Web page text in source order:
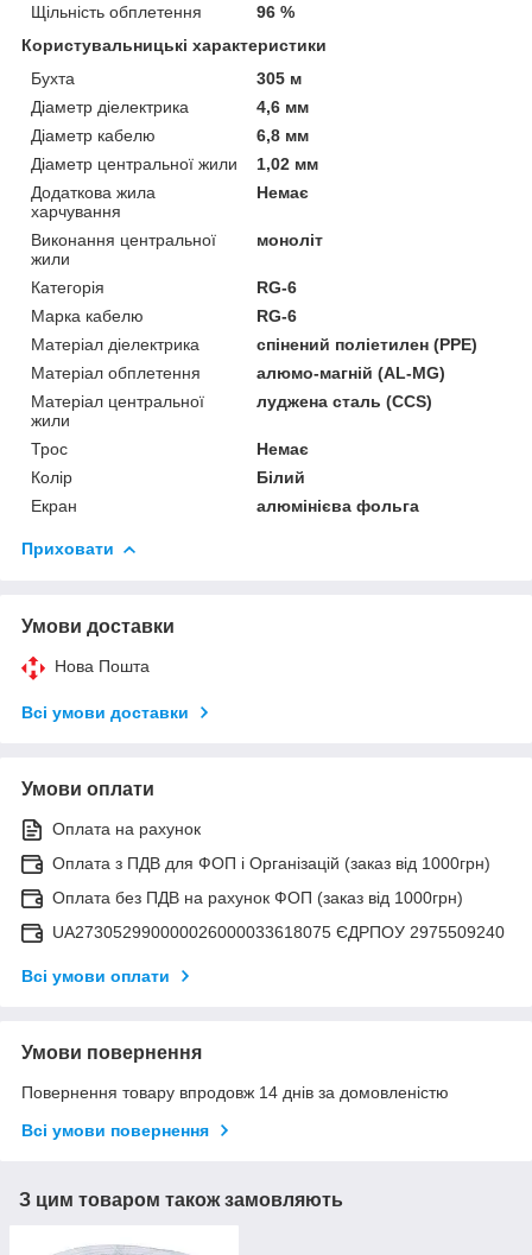
Щільність обплетення
96 %
Користувальницькі характеристики
Бухта
305 м
Діаметр діелектрика
4,6 мм
Діаметр кабелю
6,8 мм
Діаметр центральної жили
1,02 мм
Додаткова жила
харчування
Немає
Виконання центральної
жили
моноліт
Категорія
RG-6
Марка кабелю
RG-6
Матеріал діелектрика
спінений поліетилен (РРЕ)
Матеріал обплетення
алюмо-магній (AL-MG)
Матеріал центральної
жили
луджена сталь (CCS)
Трос
Немає
Колір
Білий
Екран
алюмінієва фольга
Приховати
Умови доставки
Нова Пошта
Всі умови доставки
Умови оплати
Оплата на рахунок
Оплата з ПДВ для ФОП і Організацій (заказ від 1000грн)
Оплата без ПДВ на рахунок ФОП (заказ від 1000грн)
UA273052990000026000033618075 ЄДРПОУ 2975509240
Всі умови оплати
Умови повернення
Повернення товару впродовж 14 днів за домовленістю
Всі умови повернення
З цим товаром також замовляють